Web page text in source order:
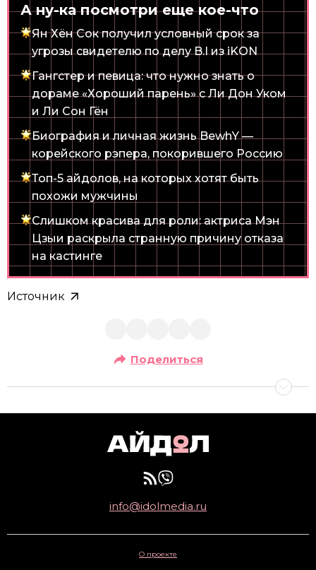
А ну-ка посмотри еще кое-что
Ян Хён Сок получил условный срок за
угрозы свидетелю по делу B.I из iKON
Гангстер и певица: что нужно знать о
дораме «Хороший парень» с Ли Дон Уком
и Ли Сон Гён
Биография и личная жизнь BewhY —
корейского рэпера, покорившего Россию
Топ-5 айдолов, на которых хотят быть
похожи мужчины
Слишком красива для роли: актриса Мэн
Цзыи раскрыла странную причину отказа
на кастинге
Источник
Поделиться
info@idolmedia.ru
О проекте